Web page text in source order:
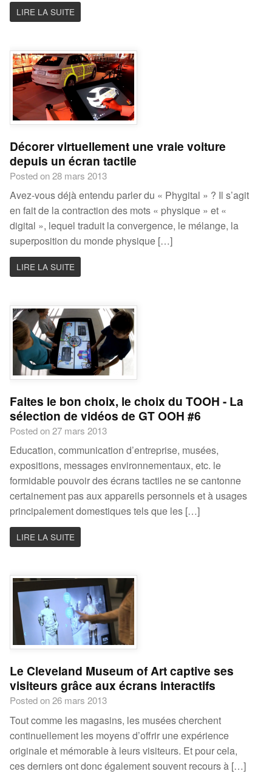
LIRE LA SUITE
Décorer virtuellement une vraie voiture
depuis un écran tactile
Posted on 28 mars 2013
Avez-vous déjà entendu parler du « Phygital » ? Il s’agit
en fait de la contraction des mots « physique » et «
digital », lequel traduit la convergence, le mélange, la
superposition du monde physique […]
LIRE LA SUITE
Faites le bon choix, le choix du TOOH - La
sélection de vidéos de GT OOH #6
Posted on 27 mars 2013
Education, communication d’entreprise, musées,
expositions, messages environnementaux, etc. le
formidable pouvoir des écrans tactiles ne se cantonne
certainement pas aux appareils personnels et à usages
principalement domestiques tels que les […]
LIRE LA SUITE
Le Cleveland Museum of Art captive ses
visiteurs grâce aux écrans interactifs
Posted on 26 mars 2013
Tout comme les magasins, les musées cherchent
continuellement les moyens d’offrir une expérience
originale et mémorable à leurs visiteurs. Et pour cela,
ces derniers ont donc également souvent recours à […]